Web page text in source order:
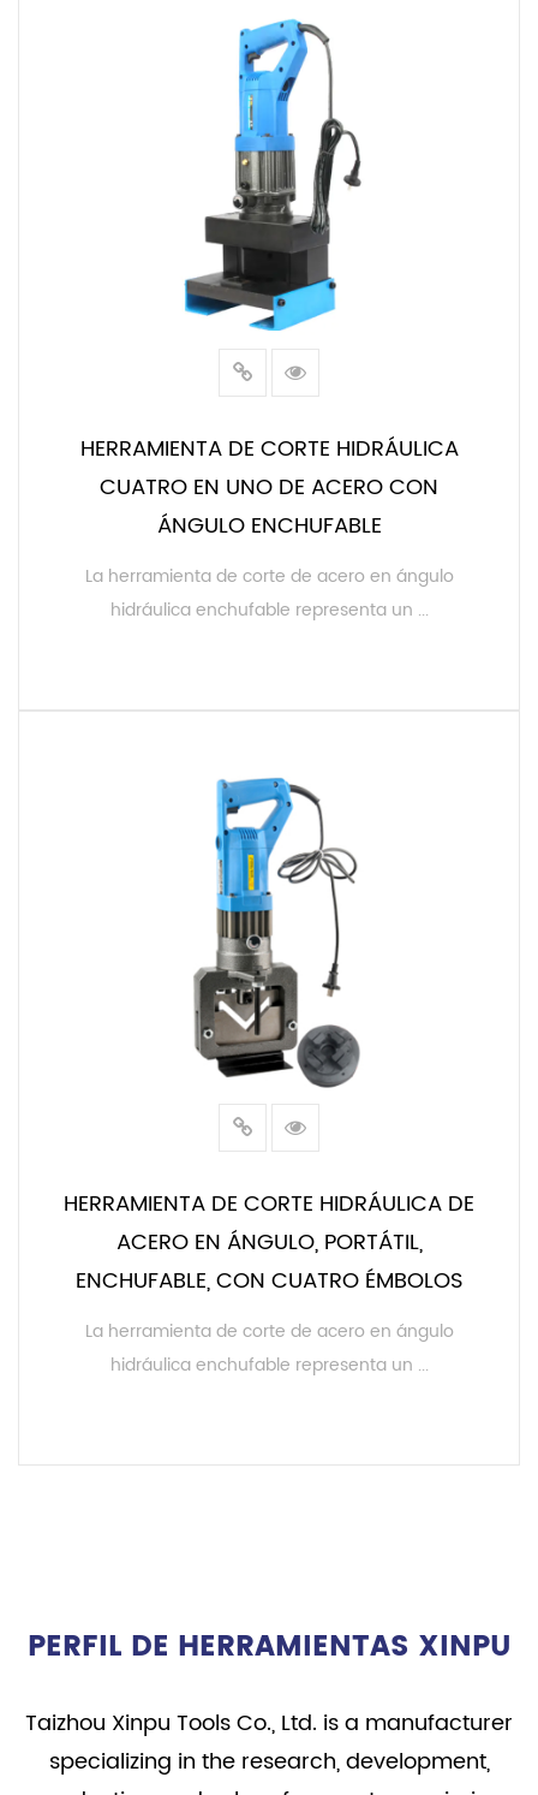
HERRAMIENTA DE CORTE HIDRÁULICA
CUATRO EN UNO DE ACERO CON
ÁNGULO ENCHUFABLE
La herramienta de corte de acero en ángulo
hidráulica enchufable representa un ...
HERRAMIENTA DE CORTE HIDRÁULICA DE
ACERO EN ÁNGULO, PORTÁTIL,
ENCHUFABLE, CON CUATRO ÉMBOLOS
La herramienta de corte de acero en ángulo
hidráulica enchufable representa un ...
PERFIL DE HERRAMIENTAS XINPU
Taizhou Xinpu Tools Co., Ltd. is a manufacturer
specializing in the research, development,